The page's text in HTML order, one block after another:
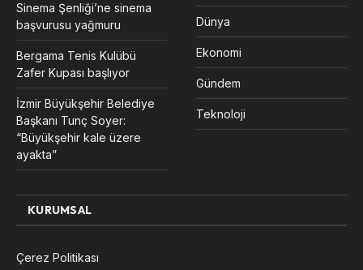
Sinema Şenliği’ne sinema
başvurusu yağmuru
Bergama Tenis Kulübü
Zafer Kupası başlıyor
İzmir Büyükşehir Belediye
Başkanı Tunç Soyer:
“Büyükşehir kale üzere
ayakta”
Dünya
Ekonomi
Gündem
Teknoloji
KURUMSAL
Çerez Politikası